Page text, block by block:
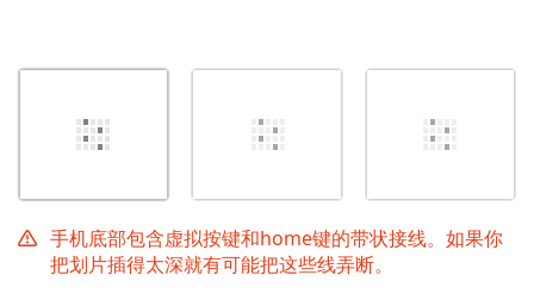
手机底部包含虚拟按键和home键的带状接线。如果你
把划片插得太深就有可能把这些线弄断。